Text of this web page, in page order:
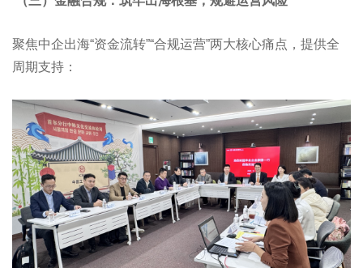
聚焦中企出海“资金流转”“合规运营”两大核心痛点，提供全
周期支持：